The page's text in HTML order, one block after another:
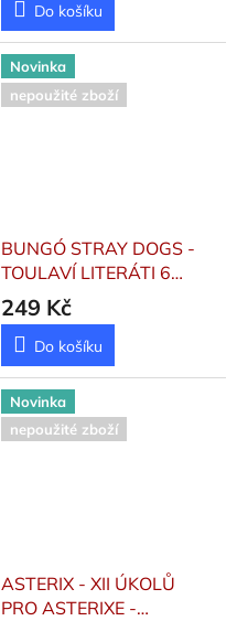
Do košíku
Novinka
nepoužité zboží
BUNGÓ STRAY DOGS -
TOULAVÍ LITERÁTI 6
Asagiri, Kafka ;
Harukawa, Sango
249 Kč
Do košíku
Novinka
nepoužité zboží
ASTERIX - XII ÚKOLŮ
PRO ASTERIXE -